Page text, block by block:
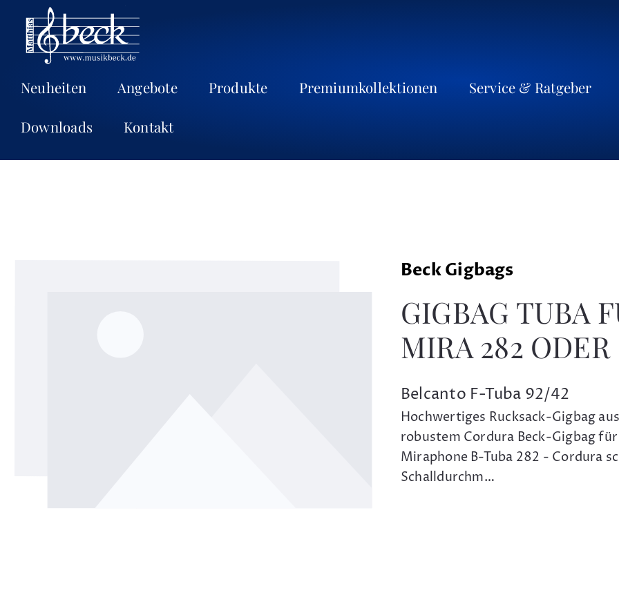
Neuheiten Angebote Produkte Premiumkollektionen Service & Ratgeber
Downloads Kontakt
Beck Gigbags
GIGBAG TUBA
MIRA 282 ODER
Belcanto F-Tuba 92/42
Hochwertiges Rucksack-Gigbag
robustem Cordura Beck-Gigbag für
Miraphone B-Tuba 282 - Cordura
Schalldurchm…